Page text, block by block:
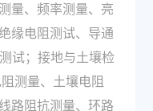
量、频率测量、亮
缘电阻测试、导通
试；接地与土壤检
测量、土壤电阻
路阻抗测量、环路